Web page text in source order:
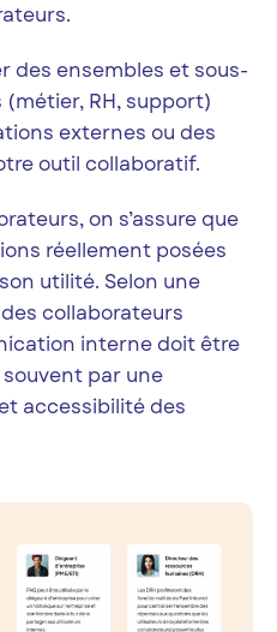
des ensembles et sous-
RH, support)
externes ou des
outil collaboratif.
on s’assure que
réellement posées
utilité. Selon une
collaborateurs
interne doit être
par une
accessibilité des